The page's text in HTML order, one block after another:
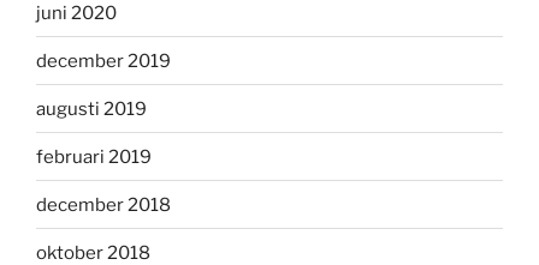
juni 2020
december 2019
augusti 2019
februari 2019
december 2018
oktober 2018